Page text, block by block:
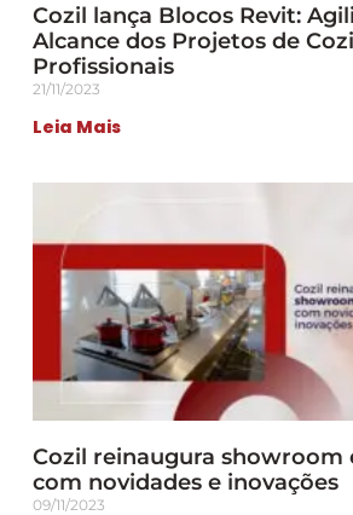
Cozil lança Blocos Revit:
Alcance dos Projetos de
Profissionais
21/11/2023
Leia Mais
Cozil reinaugura showroom
com novidades e inovações
09/11/2023